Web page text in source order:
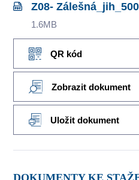
Z08-
1.6MB
QR kód
Zobrazit dokument
Uložit dokument
DOKUMENTY KE STAŽENÍ ZE SLOŽKY